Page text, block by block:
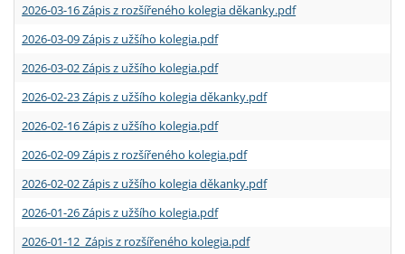
2026-03-16 Zápis z rozšířeného kolegia děkanky.pdf
2026-03-09 Zápis z užšího kolegia.pdf
2026-03-02 Zápis z užšího kolegia.pdf
2026-02-23 Zápis z užšího kolegia děkanky.pdf
2026-02-16 Zápis z užšího kolegia.pdf
2026-02-09 Zápis z rozšířeného kolegia.pdf
2026-02-02 Zápis z užšího kolegia děkanky.pdf
2026-01-26 Zápis z užšího kolegia.pdf
2026-01-12 Zápis z rozšířeného kolegia.pdf